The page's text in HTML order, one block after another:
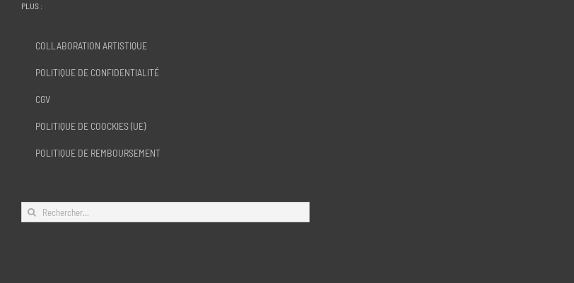
PLUS :
COLLABORATION ARTISTIQUE
POLITIQUE DE CONFIDENTIALITÉ
CGV
POLITIQUE DE COOCKIES (UE)
POLITIQUE DE REMBOURSEMENT
Rechercher: